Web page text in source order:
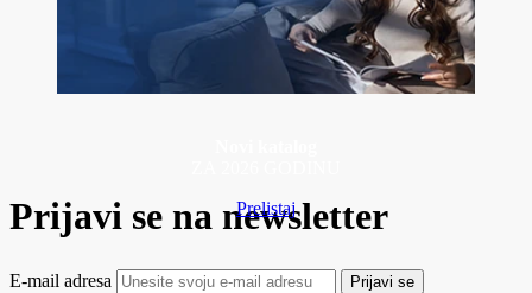
Prelistaj
Prijavi se na newsletter
E-mail adresa Prijavi se